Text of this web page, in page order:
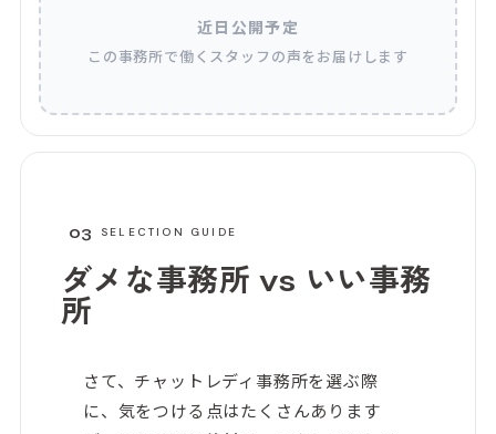
近日公開予定
この事務所で働くスタッフの声をお届けします
03 SELECTION GUIDE
ダメな事務所 vs いい事務
所
さて、チャットレディ事務所を選ぶ際
に、気をつける点はたくさんあります